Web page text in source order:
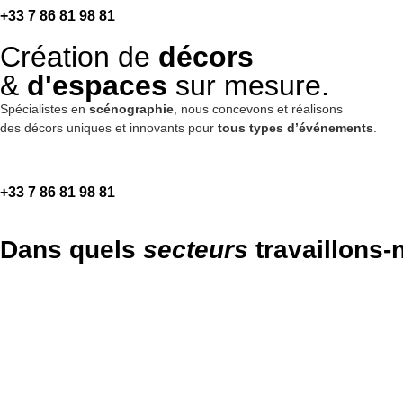
+33 7 86 81 98 81
Création de décors
& d'espaces sur mesure.
Spécialistes en scénographie , nous concevons et réalisons
des décors uniques et innovants pour tous types d’événements
+33 7 86 81 98 81
Dans quels secteurs travaillons-